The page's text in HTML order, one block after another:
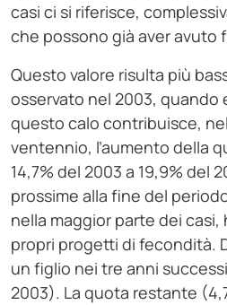
casi ci si riferisce,
che possono già aver avuto
Questo valore risulta più
osservato nel 2003, quando
questo calo contribuisce,
ventennio, l’aumento della
14,7% del 2003 a 19,9% del
prossime alla fine del
nella maggior parte dei
propri progetti di fecondità.
un figlio nei tre anni
2003). La quota restante